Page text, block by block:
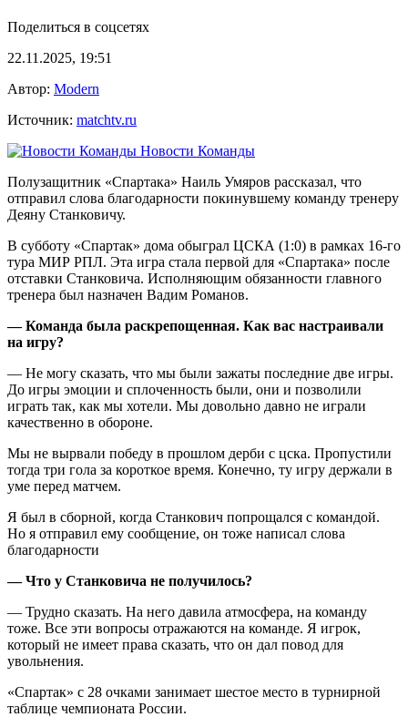
Поделиться в соцсетях
22.11.2025, 19:51
Автор: Modern
Источник: matchtv.ru
Новости Команды
Полузащитник «Спартака» Наиль Умяров рассказал, что
отправил слова благодарности покинувшему команду тренеру
Деяну Станковичу.
В субботу «Спартак» дома обыграл ЦСКА (1:0) в рамках 16‑го
тура МИР РПЛ. Эта игра стала первой для «Спартака» после
отставки Станковича. Исполняющим обязанности главного
тренера был назначен Вадим Романов.
— Команда была раскрепощенная. Как вас настраивали
на игру?
— Не могу сказать, что мы были зажаты последние две игры.
До игры эмоции и сплоченность были, они и позволили
играть так, как мы хотели. Мы довольно давно не играли
качественно в обороне.
Мы не вырвали победу в прошлом дерби с цска. Пропустили
тогда три гола за короткое время. Конечно, ту игру держали в
уме перед матчем.
Я был в сборной, когда Станкович попрощался с командой.
Но я отправил ему сообщение, он тоже написал слова
благодарности
— Что у Станковича не получилось?
— Трудно сказать. На него давила атмосфера, на команду
тоже. Все эти вопросы отражаются на команде. Я игрок,
который не имеет права сказать, что он дал повод для
увольнения.
«Спартак» с 28 очками занимает шестое место в турнирной
таблице чемпионата России.